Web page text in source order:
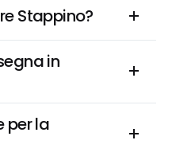
Stappino?
in
per la